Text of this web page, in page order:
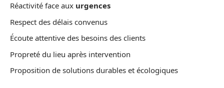
Réactivité face aux urgences
Respect des délais convenus
Écoute attentive des besoins des clients
Propreté du lieu après intervention
Proposition de solutions durables et écologiques